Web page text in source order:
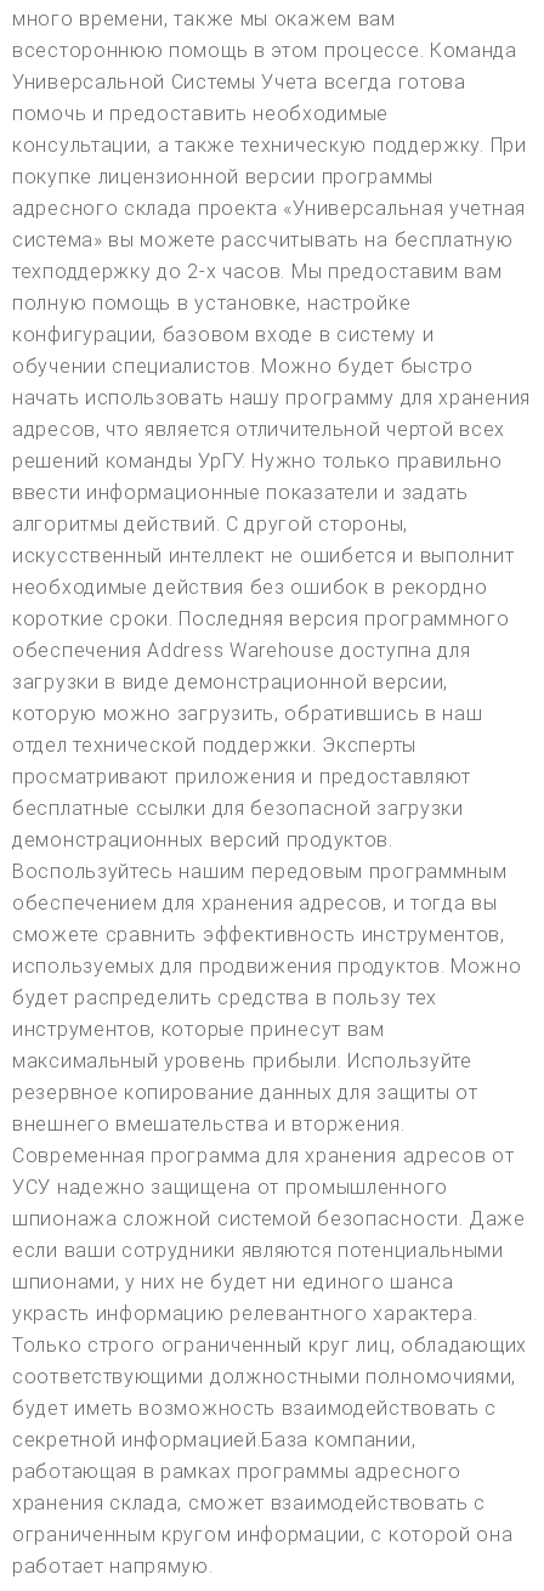
много времени, также мы окажем вам
всестороннюю помощь в этом процессе. Команда
Универсальной Системы Учета всегда готова
помочь и предоставить необходимые
консультации, а также техническую поддержку. При
покупке лицензионной версии программы
адресного склада проекта «Универсальная учетная
система» вы можете рассчитывать на бесплатную
техподдержку до 2-х часов. Мы предоставим вам
полную помощь в установке, настройке
конфигурации, базовом входе в систему и
обучении специалистов. Можно будет быстро
начать использовать нашу программу для хранения
адресов, что является отличительной чертой всех
решений команды УрГУ. Нужно только правильно
ввести информационные показатели и задать
алгоритмы действий. С другой стороны,
искусственный интеллект не ошибется и выполнит
необходимые действия без ошибок в рекордно
короткие сроки. Последняя версия программного
обеспечения Address Warehouse доступна для
загрузки в виде демонстрационной версии,
которую можно загрузить, обратившись в наш
отдел технической поддержки. Эксперты
просматривают приложения и предоставляют
бесплатные ссылки для безопасной загрузки
демонстрационных версий продуктов.
Воспользуйтесь нашим передовым программным
обеспечением для хранения адресов, и тогда вы
сможете сравнить эффективность инструментов,
используемых для продвижения продуктов. Можно
будет распределить средства в пользу тех
инструментов, которые принесут вам
максимальный уровень прибыли. Используйте
резервное копирование данных для защиты от
внешнего вмешательства и вторжения.
Современная программа для хранения адресов от
УСУ надежно защищена от промышленного
шпионажа сложной системой безопасности. Даже
если ваши сотрудники являются потенциальными
шпионами, у них не будет ни единого шанса
украсть информацию релевантного характера.
Только строго ограниченный круг лиц, обладающих
соответствующими должностными полномочиями,
будет иметь возможность взаимодействовать с
секретной информацией.База компании,
работающая в рамках программы адресного
хранения склада, сможет взаимодействовать с
ограниченным кругом информации, с которой она
работает напрямую.